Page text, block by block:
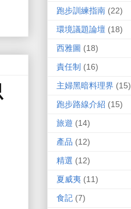
跑步訓練指南 (22)
環境議題論壇 (18)
西雅圖 (18)
責任制 (16)
主婦黑暗料理界 (15)
跑步路線介紹 (15)
旅遊 (14)
產品 (12)
精選 (12)
夏威夷 (11)
食記 (7)